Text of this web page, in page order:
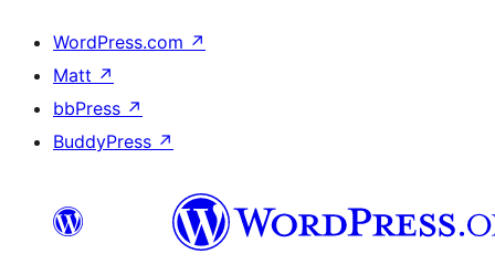
WordPress.com ↗
Matt ↗
bbPress ↗
BuddyPress ↗